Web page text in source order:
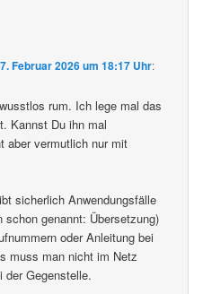
Februar 2026 um 18:17 Uhr:
rum. Ich lege mal das
Kannst Du ihn mal
aber vermutlich nur mit
sicherlich Anwendungsfälle
genannt: Übersetzung)
oder Anleitung bei
muss man nicht im Netz
der Gegenstelle.